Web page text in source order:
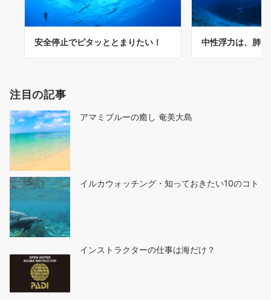
安全停止でピタッととまりたい！ 中性浮力は、肺
注目の記事
アマミブルーの癒し 奄美大島
イルカウォッチング・知っておきたい10のコト
インストラクターの仕事は海だけ？